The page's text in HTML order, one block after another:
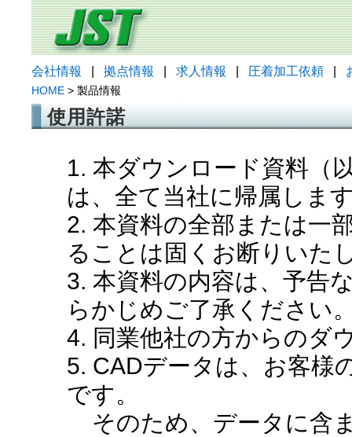
会社情報 拠点情報 求人情報 圧着加工依頼
HOME > 製品情報
使用許諾
1. 本ダウンロード資料（
は、全て当社に帰属しま
2. 本資料の全部または一
ることは固くお断りいた
3. 本資料の内容は、予告
らかじめご了承ください
4. 同業他社の方からのダ
5. CADデータは、お客様
です。
そのため、データに含